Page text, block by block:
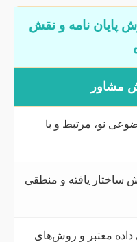
پایان نامه و نقش
مشاور
نو، مرتبط و با
ساختار یافته و منطقی
داده معتبر و روش‌های